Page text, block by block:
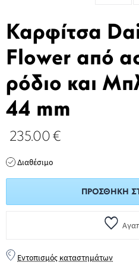
Καρφίτσα
Flower από
ρόδιο και
44 mm
235.00 €
Διαθέσιμο
ΠΡΟΣΘΉΚΗ
Εντοπισμός καταστημάτων